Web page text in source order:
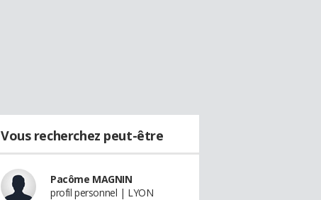
Vous recherchez peut-être
Pacôme MAGNIN
profil personnel | LYON